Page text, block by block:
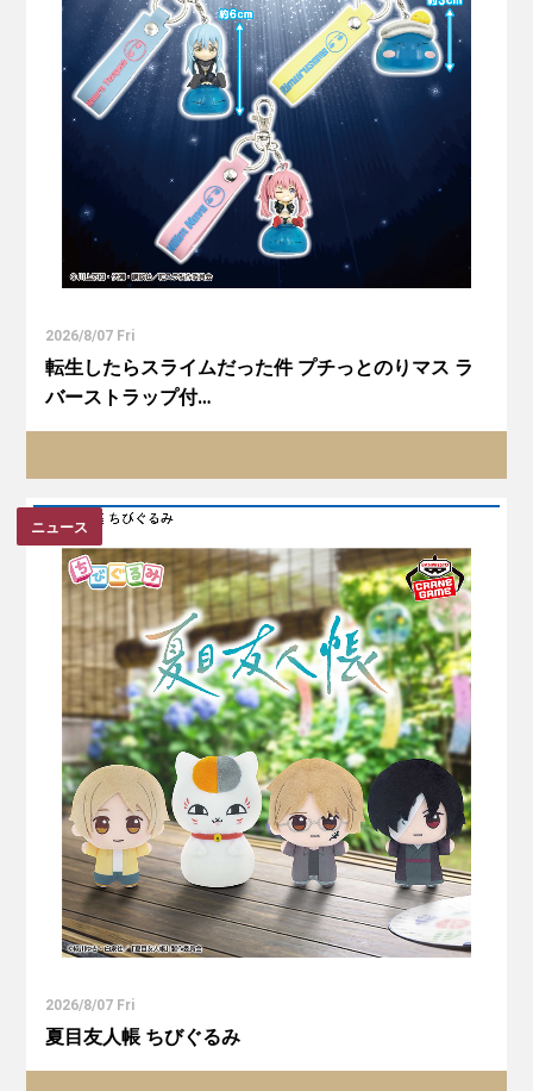
2026/8/07 Fri
転生したらスライムだった件 プチっとのりマス ラ
バーストラップ付…
ニュース
2026/8/07 Fri
夏目友人帳 ちびぐるみ